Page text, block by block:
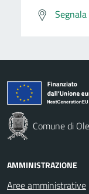
Comune di
AMMINISTRAZIONE
Aree amministrative